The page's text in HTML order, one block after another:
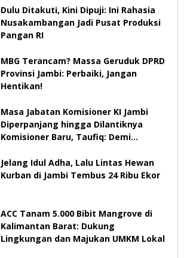
Dulu Ditakuti, Kini Dipuji: Ini Rahasia
Nusakambangan Jadi Pusat Produksi
Pangan RI
MBG Terancam? Massa Geruduk DPRD
Provinsi Jambi: Perbaiki, Jangan
Hentikan!
Masa Jabatan Komisioner KI Jambi
Diperpanjang hingga Dilantiknya
Komisioner Baru, Taufiq: Demi
Jelang Idul Adha, Lalu Lintas Hewan
Kurban di Jambi Tembus 24 Ribu Ekor
ACC Tanam 5.000 Bibit Mangrove di
Kalimantan Barat: Dukung
Lingkungan dan Majukan UMKM Lokal